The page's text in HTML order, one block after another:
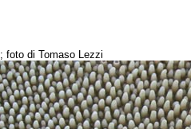
; foto di Tomaso Lezzi